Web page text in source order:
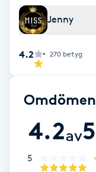
Faceliftmassage
Fettreducering
Jenny
4.2 270 betyg
Omdömen
4.2av5
5